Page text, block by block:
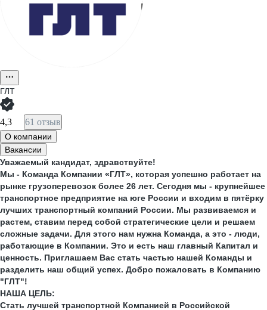
ГЛТ
4,3 61 отзыв
О компании
Вакансии
Уважаемый кандидат, здравствуйте!
Мы - Команда Компании «ГЛТ», которая успешно работает на
рынке грузоперевозок более 26 лет. Сегодня мы - крупнейшее
транспортное предприятие на юге России и входим в пятёрку
лучших транспортный компаний России. Мы развиваемся и
растем, ставим перед собой стратегические цели и решаем
сложные задачи. Для этого нам нужна Команда, а это - люди,
работающие в Компании. Это и есть наш главный Капитал и
ценность. Приглашаем Вас стать частью нашей Команды и
разделить наш общий успех. Добро пожаловать в Компанию
"ГЛТ"!
НАША ЦЕЛЬ:
Стать лучшей транспортной Компанией в Российской